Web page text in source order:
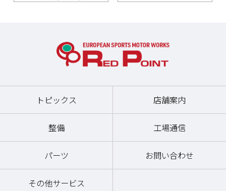
トピックス 店舗案内
整備 工場通信
パーツ お問い合わせ
その他サービス